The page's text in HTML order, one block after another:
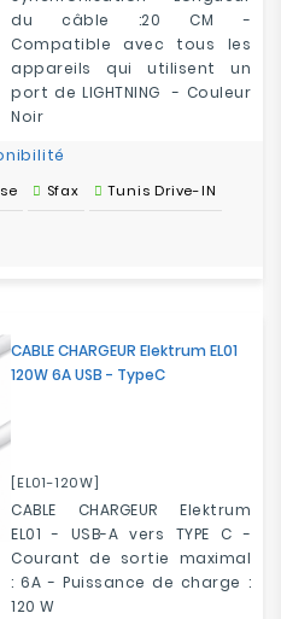
du câble :20 CM -
Compatible avec tous les
appareils qui utilisent un
port de LIGHTNING - Couleur
Noir
Sfax Tunis Drive-IN
CABLE CHARGEUR Elektrum EL01
120W 6A USB - TypeC
[EL01-120W]
CABLE CHARGEUR Elektrum
EL01 - USB-A vers TYPE C -
Courant de sortie maximal
: 6A - Puissance de charge :
120 W